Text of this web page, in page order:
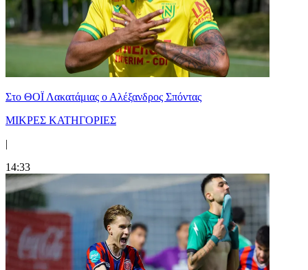
Στο ΘΟΪ Λακατάμιας ο Αλέξανδρος Σπόντας
ΜΙΚΡΕΣ ΚΑΤΗΓΟΡΙΕΣ
|
14:33